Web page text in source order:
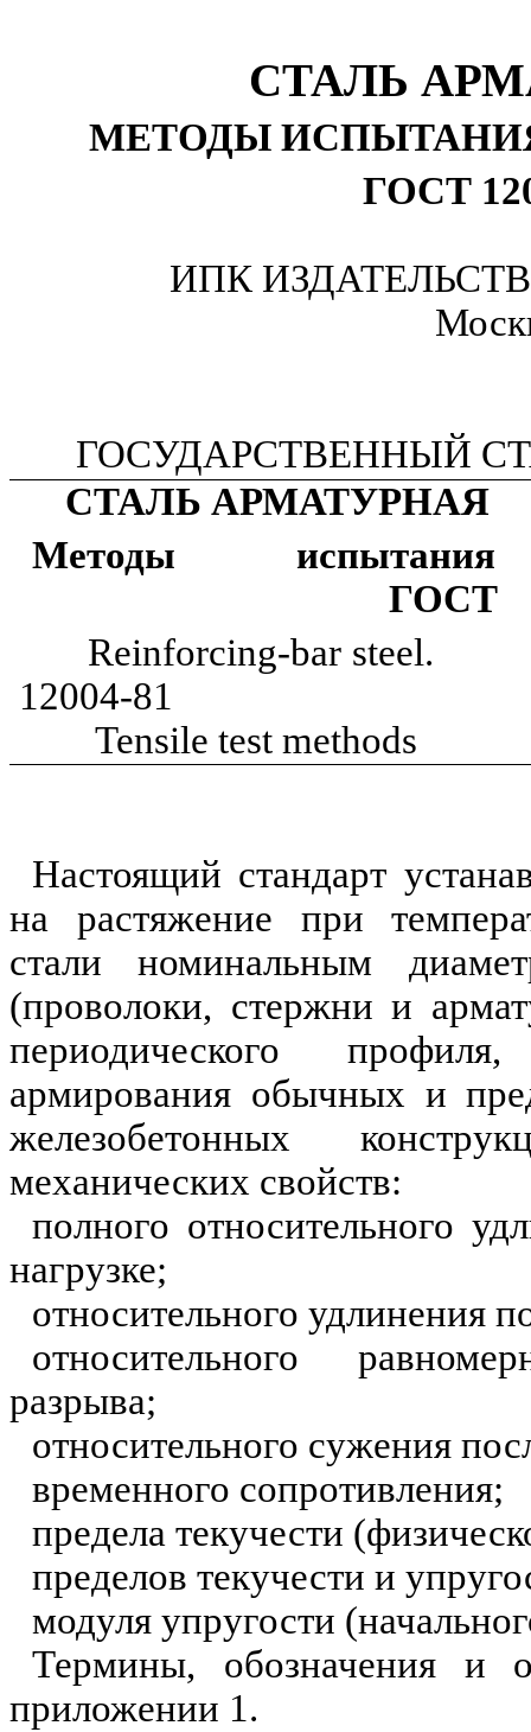
СТАЛЬ
МЕТОДЫ
ГОСТ
ИПК
ГОСУДАРСТВЕННЫЙ
СТАЛЬ АРМАТУРНАЯ
Методы
ГОСТ
Reinforcing-bar steel
12004-81
Tensile test methods
Настоящий стандарт
на растяжение при
стали номинальным
(проволоки, стержни и
периодического
армирования обычных и
железобетонных
механических свойств:
полного относительного
нагрузке;
относительного удлинения
относительного
разрыва;
относительного сужения
временного сопротивления;
предела текучести
пределов текучести и
модуля упругости
Термины, обозначения и
приложении 1.